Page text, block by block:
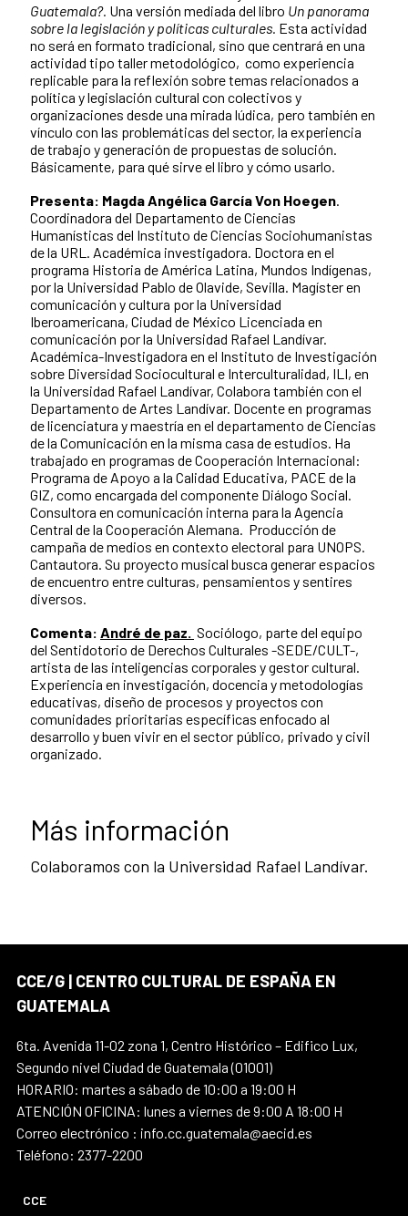
Guatemala?. Una versión mediada del libro Un panorama
sobre la legislación y políticas culturales. Esta actividad
no será en formato tradicional, sino que centrará en una
actividad tipo taller metodológico, como experiencia
replicable para la reflexión sobre temas relacionados a
política y legislación cultural con colectivos y
organizaciones desde una mirada lúdica, pero también en
vínculo con las problemáticas del sector, la experiencia
de trabajo y generación de propuestas de solución.
Básicamente, para qué sirve el libro y cómo usarlo.
Presenta: Magda Angélica García Von Hoegen.
Coordinadora del Departamento de Ciencias
Humanísticas del Instituto de Ciencias Sociohumanistas
de la URL. Académica investigadora. Doctora en el
programa Historia de América Latina, Mundos Indígenas,
por la Universidad Pablo de Olavide, Sevilla. Magíster en
comunicación y cultura por la Universidad
Iberoamericana, Ciudad de México Licenciada en
comunicación por la Universidad Rafael Landívar.
Académica-Investigadora en el Instituto de Investigación
sobre Diversidad Sociocultural e Interculturalidad, ILI, en
la Universidad Rafael Landívar, Colabora también con el
Departamento de Artes Landívar. Docente en programas
de licenciatura y maestría en el departamento de Ciencias
de la Comunicación en la misma casa de estudios. Ha
trabajado en programas de Cooperación Internacional:
Programa de Apoyo a la Calidad Educativa, PACE de la
GIZ, como encargada del componente Diálogo Social.
Consultora en comunicación interna para la Agencia
Central de la Cooperación Alemana. Producción de
campaña de medios en contexto electoral para UNOPS.
Cantautora. Su proyecto musical busca generar espacios
de encuentro entre culturas, pensamientos y sentires
diversos.
Comenta: André de paz. Sociólogo, parte del equipo
del Sentidotorio de Derechos Culturales -SEDE/CULT-,
artista de las inteligencias corporales y gestor cultural.
Experiencia en investigación, docencia y metodologías
educativas, diseño de procesos y proyectos con
comunidades prioritarias específicas enfocado al
desarrollo y buen vivir en el sector público, privado y civil
organizado.
Más información
Colaboramos con la Universidad Rafael Landívar.
CCE/G | CENTRO CULTURAL DE ESPAÑA EN
GUATEMALA
6ta. Avenida 11-02 zona 1, Centro Histórico – Edifico Lux,
Segundo nivel Ciudad de Guatemala (01001)
HORARIO: martes a sábado de 10:00 a 19:00 H
ATENCIÓN OFICINA: lunes a viernes de 9:00 A 18:00 H
Correo electrónico : info.cc.guatemala@aecid.es
Teléfono: 2377-2200
CCE